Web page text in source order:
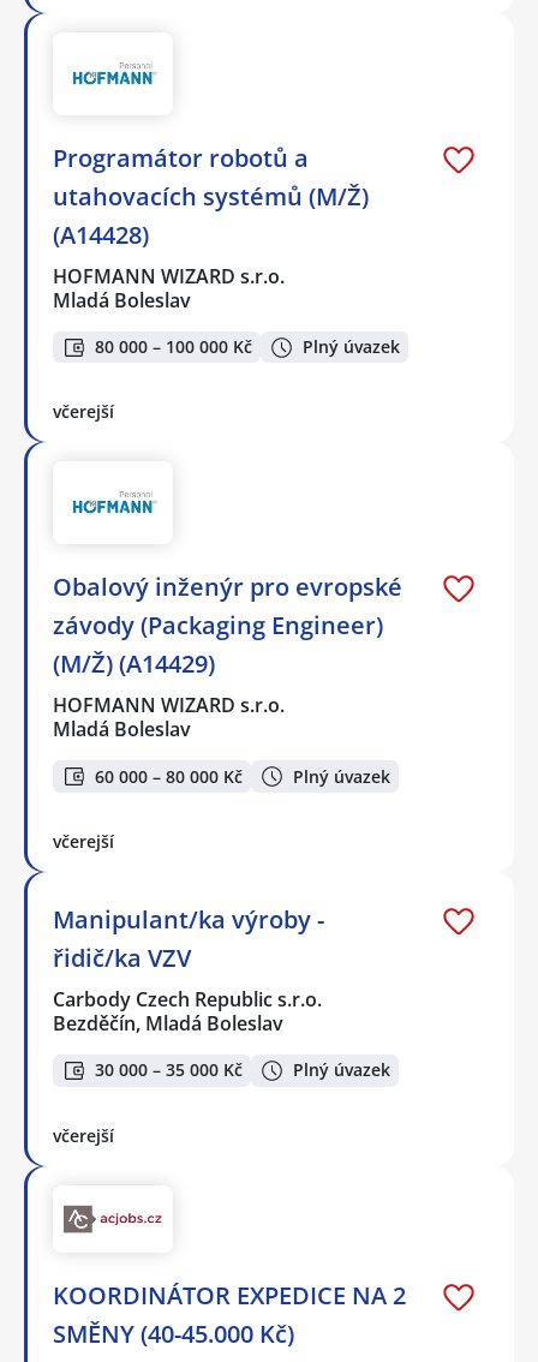
Programátor robotů a
utahovacích systémů (M/Ž)
(A14428)
HOFMANN WIZARD s.r.o.
Mladá Boleslav
80 000 – 100 000 Kč Plný úvazek
včerejší
Obalový inženýr pro evropské
závody (Packaging Engineer)
(M/Ž) (A14429)
HOFMANN WIZARD s.r.o.
Mladá Boleslav
60 000 – 80 000 Kč Plný úvazek
včerejší
Manipulant/ka výroby -
řidič/ka VZV
Carbody Czech Republic s.r.o.
Bezděčín, Mladá Boleslav
30 000 – 35 000 Kč Plný úvazek
včerejší
KOORDINÁTOR EXPEDICE NA 2
SMĚNY (40-45.000 Kč)